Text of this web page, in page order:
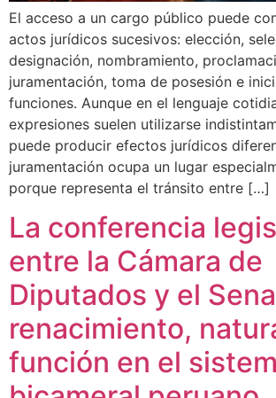
El acceso a un cargo público puede
actos jurídicos sucesivos: elección,
designación, nombramiento,
juramentación, toma de posesión e
funciones. Aunque en el lenguaje
expresiones suelen utilizarse
puede producir efectos jurídicos
juramentación ocupa un lugar
porque representa el tránsito entre […]
La conferencia
entre la Cámara de
Diputados y el
renacimiento,
función en el